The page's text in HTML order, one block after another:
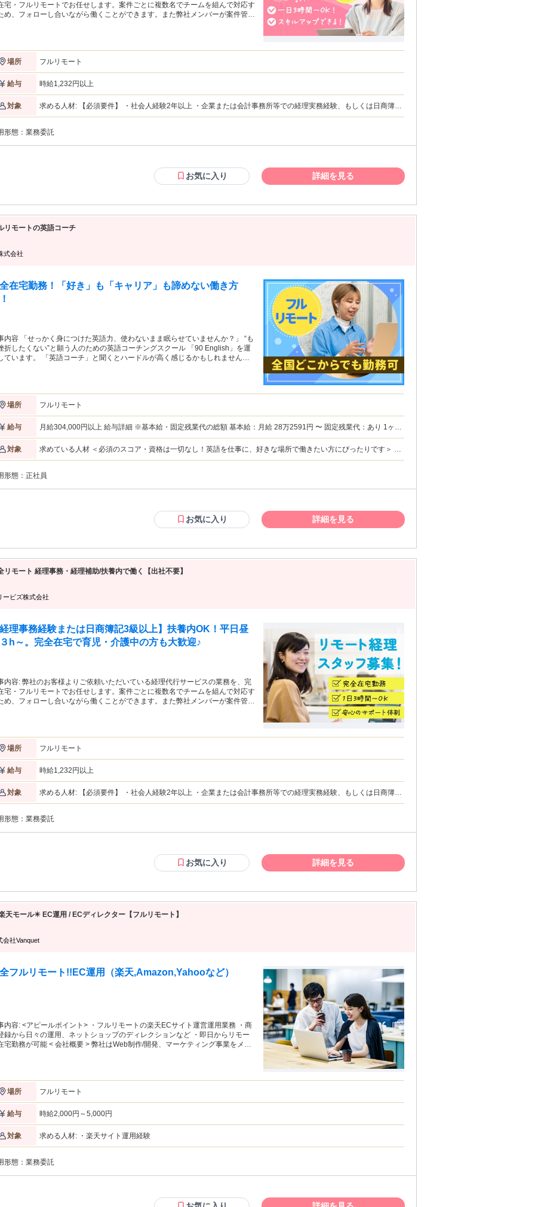
宅・フルリモートでお任せします。案件ごとに複数名でチームを組んで対応す
め、フォローし合いながら働くことができます。また弊社メンバーが案件管理
仕事は全てオンラインで完結しますので、時間と場所に縛られ
プライベートとの両立がしやすい環境です。ブランクがある方、リモートワー
方も大歓迎です！ 【具体的な仕事内容】 * 経費精算 * 帳票、仕訳入力 *
書発行 * 売掛、買掛管理 * 月次決算 など 上記以外も、ご経験に応じて一般
ンバーが行いますので、実務に専念していただける環境です。
場所 フルリモート
給与 時給1,232円以上
対象
求める人材: 【必須要件】 ・社会人経験2年以上 ・企業または会計事務所等での経理実務経験、もしくは日商簿記
等） ・ワークフローシステムの利用経験（楽楽精算、バクラク 等） ・月次決算の経験 ・チームで業務に取り組
です。 ※２：WindowsOSをご使用される場合は、Microsoft社のサポート対象内のOSをご使用ください。
（Windows11以上） ※３：一部WindowsOS指定の案件がございます。WindowsOS以外をご使用される際はご留
意ください。 ※４：業務に使用する基本的なWebサイトにアクセスが難しい国に在住の方は選考対象外となる可
形態： 業務委託
お気に入り 詳細を見る
リモートの英語コーチ
式会社
在宅勤務！「好き」も「キャリア」も諦めない働き方
内容 「せっかく身につけた英語力、使わないまま眠らせていませんか？」 “も
折したくない”と願う人のための英語コーチングスクール 「90 English」を運
ています。 「英語コーチ」と聞くとハードルが高く感じるかもしれません
れている役割です。 だからこそ、実務経験は問いません。 講義テクニ
よりも 「私もそこで悩みました！」という等身大のあなたの経験や言葉こそ
徒さんを安心させ、背中を押すきっかけになります。 フルリモートで、ライ
タイルに合わせた働き方が可能です。 未経験の方も、ブランクがある方も、
サポートしますのでご安心ください。 ／／／／／／／／／／／／／／／／
人のポイント】 ＊完全在宅勤務！面接もWeb対応！ ＊業界では珍しい土日祝
充実研修でプロのコーチへ！ ／／／／／／／／／／／／／／／／ 【仕事
】 受講生の英語学習をオンラインでサポートするお仕事です。 【具体的な業
ビデオ通話使用） 会社独自の教材をベースに、受講生の業界やレベルに合わ
文といった課題に対し、LINEでフィードバック。 「発音が良くなりました
」など、 受講生の成長を言語化して伝え、学習リズムを支えます。 ◆定期面
プログラムの節目に実施。 目標設定や軌道修正を行い、今後の学習計画をデザ
ます。動画学習による基礎知識の習得に加え、先輩コーチ（リーダーコーチ）
ロールプレイングを実施。未経験の方でも安心してデビューできる体制を整え
／／／／／／／／／ 【プライベートと両立可】 完全フ
子育て中のママさんコーチも活躍中。プライベートや家庭と両立しながら、正
困った時はSlack等ですぐに相談できるため、悩みを一人で抱え込むといった
はありません。日本全国、さらには海外から働いているメンバーもおり、居住
関わらずチームワーク良く働いています。
場所 フルリモート
給与
月給304,000円以上 給与詳細 ※基本給・固定残業代の総額 基本給：月給 28万2591円 〜 固定残業代：あり 1ヶ月
支給する 【一律手当】 全員に一律で支払われる通勤・皆勤・家族手当金額：なし 全員に一律で支払われるその他
手当金額：なし ※スキル等を考慮の上決定します。
対象
求めている人材 ＜必須のスコア・資格は一切なし！英語を仕事に、好きな場所で働きたい方にぴったりです＞ ◇
ます。 【こういった方からの応募も歓迎！】 ・子育てや本業と両立して働きたい方 ・ブランクがあるが、再び英
形態： 正社員
お気に入り 詳細を見る
リモート 経理事務・経理補助/扶養内で働く【出社不要】
ービズ株式会社
経理事務経験または日商簿記3級以上】扶養内OK！平日昼
h～。完全在宅で育児・介護中の方も大歓迎♪
頼いただいている経理代行サービスの業務を、完
宅・フルリモートでお任せします。案件ごとに複数名でチームを組んで対応す
め、フォローし合いながら働くことができます。また弊社メンバーが案件管理
仕事は全てオンラインで完結しますので、時間と場所に縛られ
プライベートとの両立がしやすい環境です。ブランクがある方、リモートワー
方も大歓迎です！ 【具体的な仕事内容】 * 経費精算 * 帳票、仕訳入力 *
書発行 * 売掛、買掛管理 * 月次決算 など 上記以外も、ご経験に応じて一般
ンバーが行いますので、実務に専念していただける環境です。
場所 フルリモート
給与 時給1,232円以上
対象
求める人材: 【必須要件】 ・社会人経験2年以上 ・企業または会計事務所等での経理実務経験、もしくは日商簿記
等） ・ワークフローシステムの利用経験（楽楽精算、バクラク 等） ・月次決算の経験 ・チームで業務に取り組
です。 ※２：WindowsOSをご使用される場合は、Microsoft社のサポート対象内のOSをご使用ください。
（Windows11以上） ※３：一部WindowsOS指定の案件がございます。WindowsOS以外をご使用される際はご留
意ください。 ※４：業務に使用する基本的なWebサイトにアクセスが難しい国に在住の方は選考対象外となる可
形態： 業務委託
お気に入り 詳細を見る
天モール✴️ EC運用 / ECディレクター【フルリモート】
会社Vanquet
フルリモート!!EC運用（楽天,Amazon,Yahooなど）
・フルリモートの楽天ECサイト運営運用業務 ・商
録から日々の運用、ネットショップのディレクションなど ・即日からリモー
能 < 会社概要 > 弊社はWeb制作/開発、マーケティング事業をメイ
しです。 ・ECコンサル企業にて楽天ECサイトの運用業務となりま
・クライアントは大手ナショナルクライアントから中小企業まで様々です。
材も健康食品、消費財、アパレル、化粧品、食品など様々となります。 ・プ
ェクトを複数担当して頂きます。 ・社内外の方々とコミュニケーションをと
サイトのディレクションをご担当頂けるパートナーを募集させて頂きます。 楽
他にもAmazon、ヤフーもお願いします。 Web制作事業においては国内外に
ビスを提供する、大手コミュニケーションアプリ運営会社などからの制作依頼
数ございます。社内で溢れた案件を是非お力添え頂ける、リスティング広告運
トサイト、ECサイト、採用サイト、ランディングページの制作となります。
、Shopify、ECCUBE、楽天市場、Yahoo!など）など様々な案件がご
場所 フルリモート
給与 時給2,000円～5,000円
対象 求める人材: ・楽天サイト運用経験
形態： 業務委託